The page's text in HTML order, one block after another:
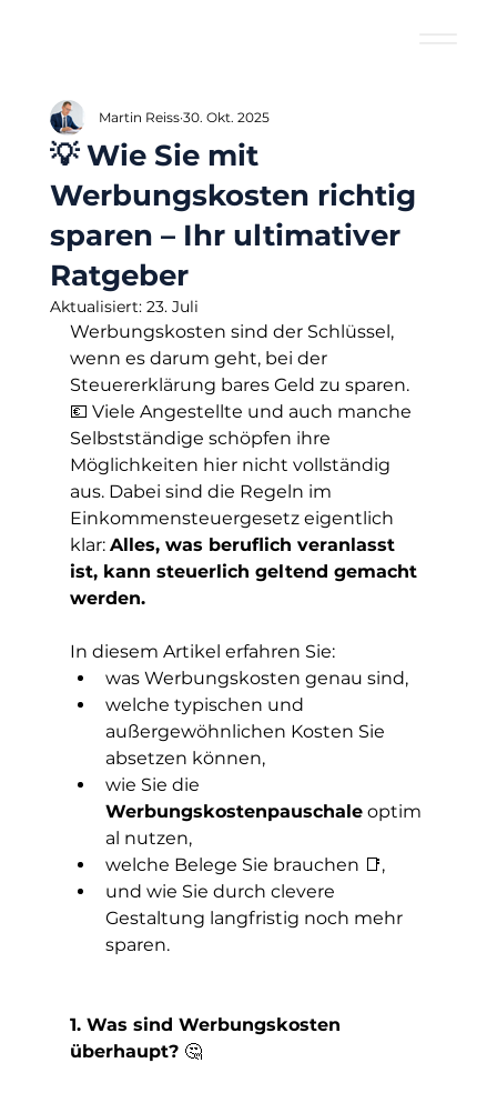
💡 Wie Sie mit
Werbungskosten richtig
sparen – Ihr ultimativer
Ratgeber
Martin Reiss 30. Okt. 2025
Aktualisiert: 23. Juli
Werbungskosten sind der Schlüssel,
wenn es darum geht, bei der
Steuererklärung bares Geld zu sparen.
💶 Viele Angestellte und auch manche
Selbstständige schöpfen ihre
Möglichkeiten hier nicht vollständig
aus. Dabei sind die Regeln im
Einkommensteuergesetz eigentlich
klar: Alles, was beruflich veranlasst
ist, kann steuerlich geltend gemacht
werden.
In diesem Artikel erfahren Sie:
was Werbungskosten genau sind,
welche typischen und
außergewöhnlichen Kosten Sie
absetzen können,
wie Sie die
Werbungskostenpauschale optim
al nutzen,
welche Belege Sie brauchen 📑,
und wie Sie durch clevere
Gestaltung langfristig noch mehr
sparen.
1. Was sind Werbungskosten
überhaupt? 🤔